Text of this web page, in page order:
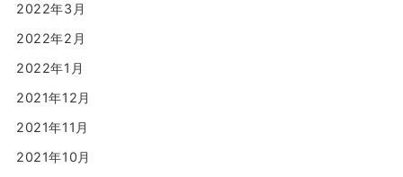
2022年3月
2022年2月
2022年1月
2021年12月
2021年11月
2021年10月